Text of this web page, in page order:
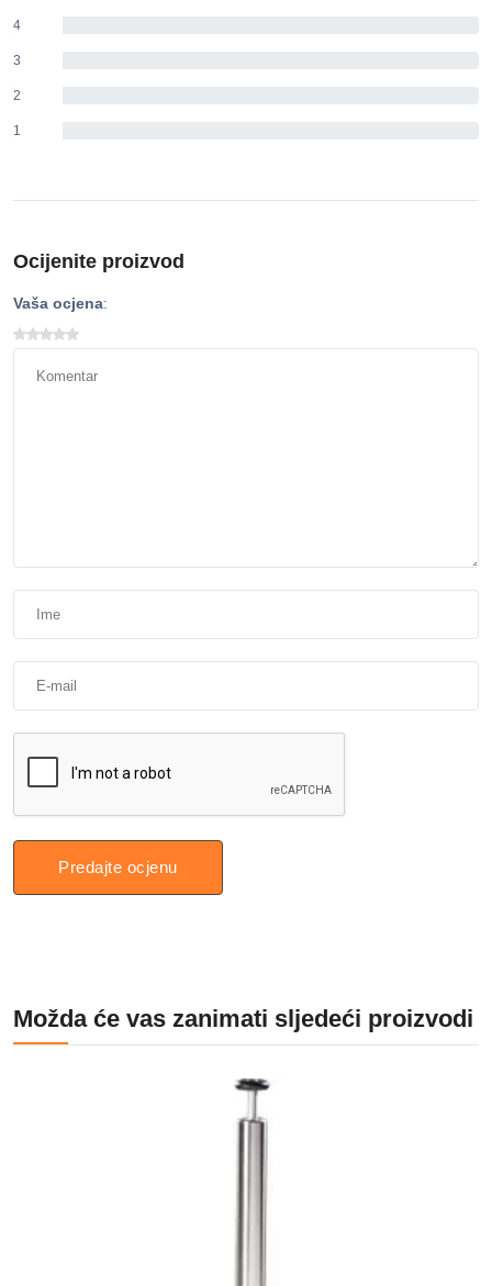
4
3
2
1
Ocijenite proizvod
Vaša ocjena:
Predajte ocjenu
Možda će vas zanimati sljedeći proizvodi